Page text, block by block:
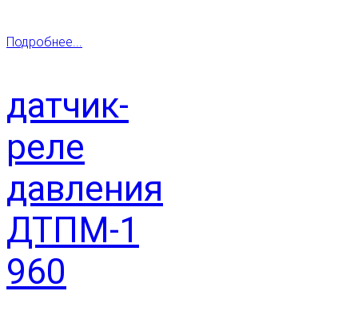
Подробнее...
датчик-
реле
давления
ДТПМ-1
960